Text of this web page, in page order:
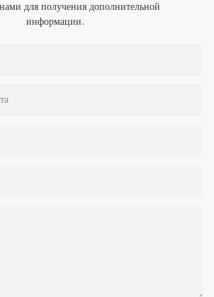
нами для получения дополнительной
информации.